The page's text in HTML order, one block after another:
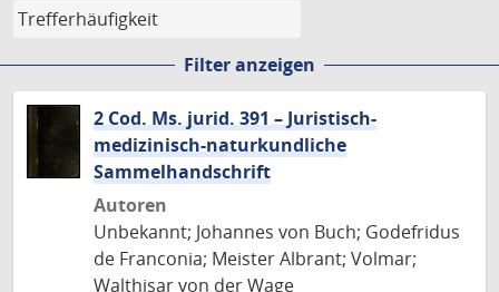
Filter anzeigen
2 Cod. Ms. jurid. 391 – Juristisch-
medizinisch-naturkundliche
Sammelhandschrift
Autoren
Unbekannt; Johannes von Buch; Godefridus
de Franconia; Meister Albrant; Volmar;
Walthisar von der Wage